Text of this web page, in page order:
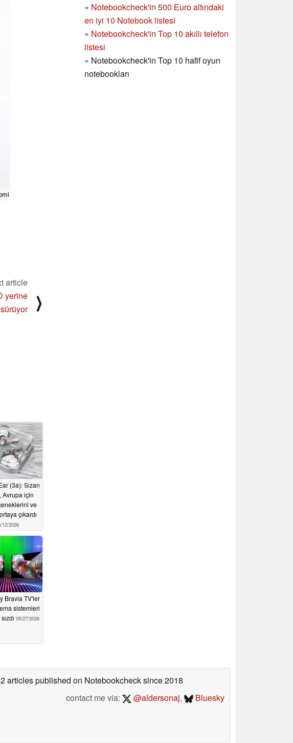
» Notebookcheck'in 500 Euro altındaki
en iyi 10 Notebook listesi
» Notebookcheck'in Top 10 akıllı telefon
listesi
» Notebookcheck'in Top 10 hafif oyun
notebookları
article
yerine
⟩
(3a): Sızan
Avrupa için
ve
çıkardı
12/2026
Bravia TV'ler
sistemleri
05/27/2026
articles published on Notebookchecksince 2018
contact me via:
@aldersonaj, Bluesky